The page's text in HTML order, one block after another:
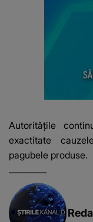
Autoritățile
exactitate
pagubele produse.